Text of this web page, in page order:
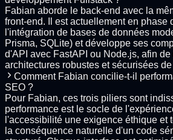
Fabian aborde le back-end avec la
front-end. Il est actuellement en phase
l'intégration de bases de données
Prisma, SQLite) et développe ses
d'API avec FastAPI ou Node.js, afin
architectures robustes et sécurisées
Comment Fabian concilie-t-il
SEO ?
Pour Fabian, ces trois piliers sont
performance est le socle de
l'accessibilité une exigence éthique et
la conséquence naturelle d'un code